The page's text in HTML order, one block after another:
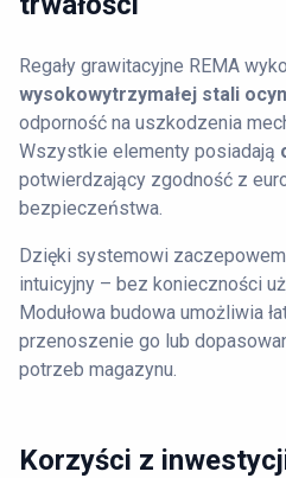
Regały grawitacyjne REMA
wysokowytrzymałej stali
odporność na uszkodzenia
Wszystkie elementy posiadają
potwierdzający zgodność z
bezpieczeństwa.
Dzięki systemowi
intuicyjny – bez konieczności
Modułowa budowa umożliwia
przenoszenie go lub
potrzeb magazynu.
Korzyści z